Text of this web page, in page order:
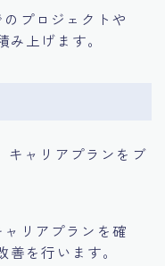
プロジェクトや
上げます。
キャリアプランをブ
リアプランを確
を行います。